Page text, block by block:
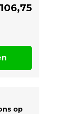
106,75
op